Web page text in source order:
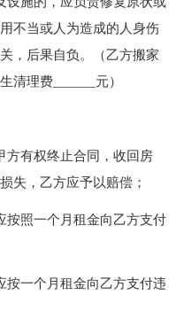
不当或人为造成的人身伤
，后果自负。（乙方搬家
清理费______元）
有权终止合同，收回房
失，乙方应予以赔偿；
照一个月租金向乙方支付
一个月租金向乙方支付违